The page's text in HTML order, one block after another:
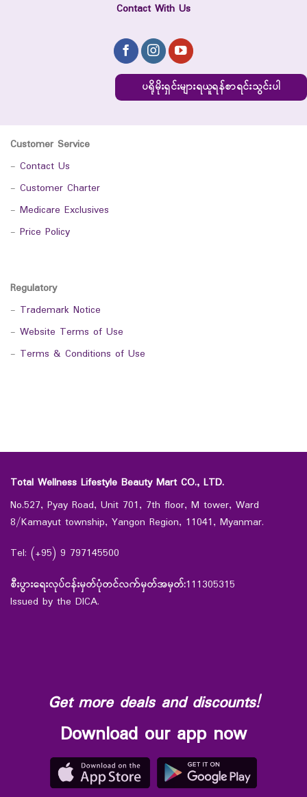
Contact With Us
ပရိုမိုးရှင်းများရယူရန်စာရင်းသွင်းပါ
Customer Service
- Contact Us
- Customer Charter
- Medicare Exclusives
- Price Policy
Regulatory
- Trademark Notice
- Website Terms of Use
- Terms & Conditions of Use
Total Wellness Lifestyle Beauty Mart CO., LTD.
No.527, Pyay Road, Unit 701, 7th floor, M tower, Ward
8/Kamayut township, Yangon Region, 11041, Myanmar.
Tel: (+95) 9 797145500
စီးပွားရေးလုပ်ငန်းမှတ်ပုံတင်လက်မှတ်အမှတ်:111305315
Issued by the DICA.
Get more deals and discounts!
Download our app now